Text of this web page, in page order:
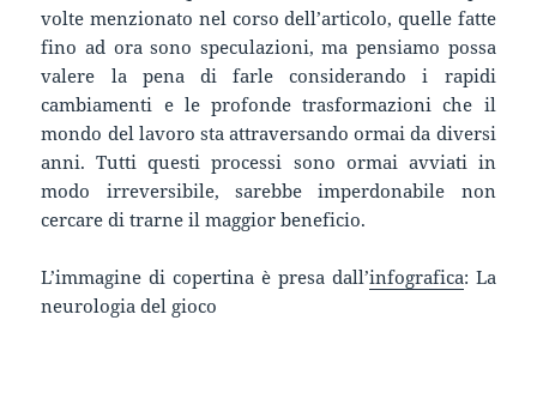
volte menzionato nel corso dell’articolo, quelle fatte
fino ad ora sono speculazioni, ma pensiamo possa
valere la pena di farle considerando i rapidi
cambiamenti e le profonde trasformazioni che il
mondo del lavoro sta attraversando ormai da diversi
anni. Tutti questi processi sono ormai avviati in
modo irreversibile, sarebbe imperdonabile non
cercare di trarne il maggior beneficio.
L’immagine di copertina è presa dall’infografica: La
neurologia del gioco